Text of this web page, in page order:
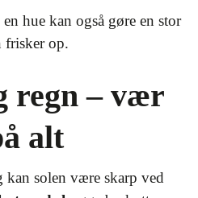
hue kan også gøre en stor
frisker op.
regn – vær
alt
kan solen være skarp ved